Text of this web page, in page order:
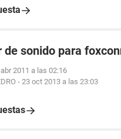
de sonido para
2011 a las 02:16
- 23 oct 2013 a las 23:03